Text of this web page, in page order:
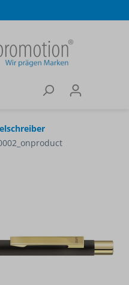
040 / 570 18 25 70